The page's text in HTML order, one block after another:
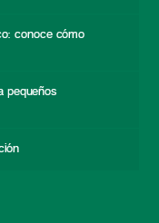
conoce cómo
pequeños